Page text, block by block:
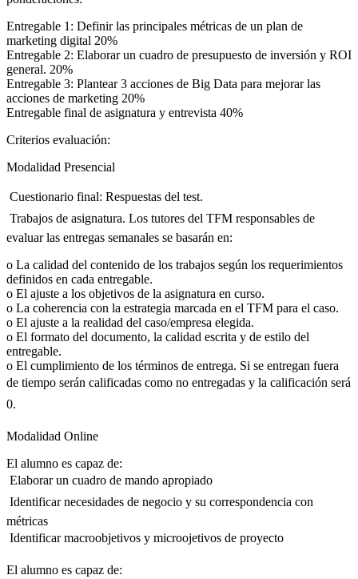
Entregable 1: Definir las principales métricas de un plan de
marketing digital 20%
Entregable 2: Elaborar un cuadro de presupuesto de inversión y ROI
general. 20%
Entregable 3: Plantear 3 acciones de Big Data para mejorar las
acciones de marketing 20%
Entregable final de asignatura y entrevista 40%
Criterios evaluación:
Modalidad Presencial
 Cuestionario final: Respuestas del test.
 Trabajos de asignatura. Los tutores del TFM responsables de
evaluar las entregas semanales se basarán en:
o La calidad del contenido de los trabajos según los requerimientos
definidos en cada entregable.
o El ajuste a los objetivos de la asignatura en curso.
o La coherencia con la estrategia marcada en el TFM para el caso.
o El ajuste a la realidad del caso/empresa elegida.
o El formato del documento, la calidad escrita y de estilo del
entregable.
o El cumplimiento de los términos de entrega. Si se entregan fuera
de tiempo serán calificadas como no entregadas y la calificación será
0.
Modalidad Online
El alumno es capaz de:
 Elaborar un cuadro de mando apropiado
 Identificar necesidades de negocio y su correspondencia con
métricas
 Identificar macroobjetivos y microojetivos de proyecto
El alumno es capaz de: